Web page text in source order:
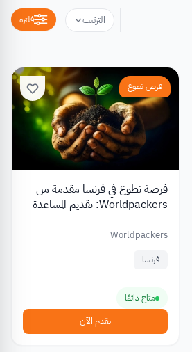
الترتيب فلتره
فرص تطوع
فرصة تطوع في فرنسا مقدمة من
Worldpackers: تقديم المساعدة
Worldpackers
فرنسا
متاح دائمًا
تقدم الآن